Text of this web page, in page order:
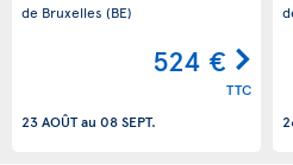
de Bruxelles (BE)
524 €
TTC
23 AOÛTau 08 SEPT.